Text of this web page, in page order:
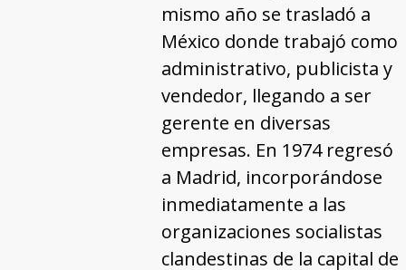
mismo año se trasladó a
México donde trabajó como
administrativo, publicista y
vendedor, llegando a ser
gerente en diversas
empresas. En 1974 regresó
a Madrid, incorporándose
inmediatamente a las
organizaciones socialistas
clandestinas de la capital de